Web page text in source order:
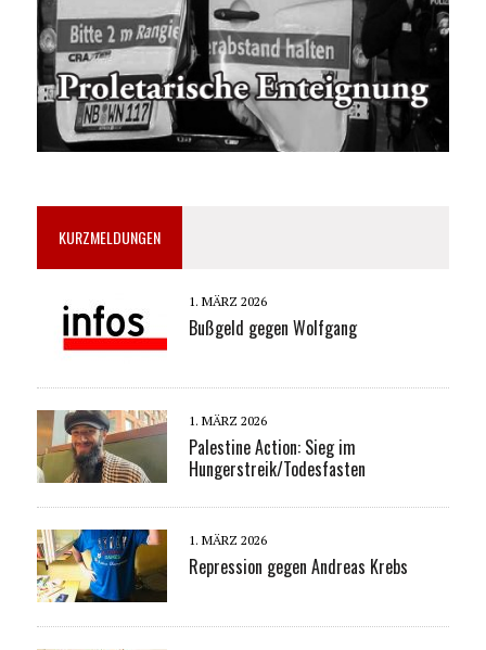
KURZMELDUNGEN
1. MÄRZ 2026
Bußgeld gegen Wolfgang
1. MÄRZ 2026
Palestine Action: Sieg im
Hungerstreik/Todesfasten
1. MÄRZ 2026
Repression gegen Andreas Krebs